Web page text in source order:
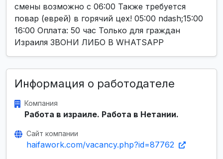
смены возможно с 06:00 Также требуется
повар (еврей) в горячий цех! 05:00 ndash;15:00
16:00 Оплата: 50 час Только для граждан
Израиля ЗВОНИ ЛИБО В WHATSAPP
Информация о работодателе
Компания
Работа в израиле. Работа в Нетании.
Сайт компании
haifawork.com/vacancy.php?id=87762